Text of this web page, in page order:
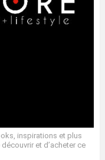
inspirations et plus
et d’acheter ce